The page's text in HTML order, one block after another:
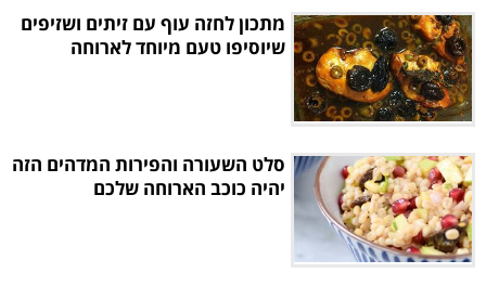
מתכון לחזה עוף עם זיתים ושזיפים
שיוסיפו טעם מיוחד לארוחה
סלט השעורה והפירות המדהים הזה
יהיה כוכב הארוחה שלכם